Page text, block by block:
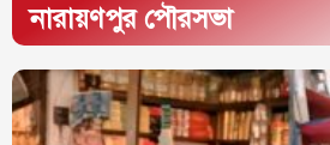
নারায়ণপুর পৌরসভা